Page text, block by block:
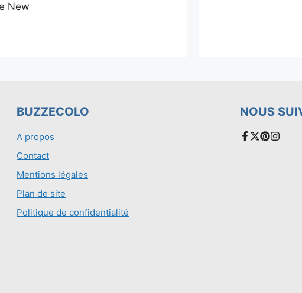
New
BUZZECOLO
A propos
Contact
Mentions légales
Plan de site
Politique de confidentialité
NOUS